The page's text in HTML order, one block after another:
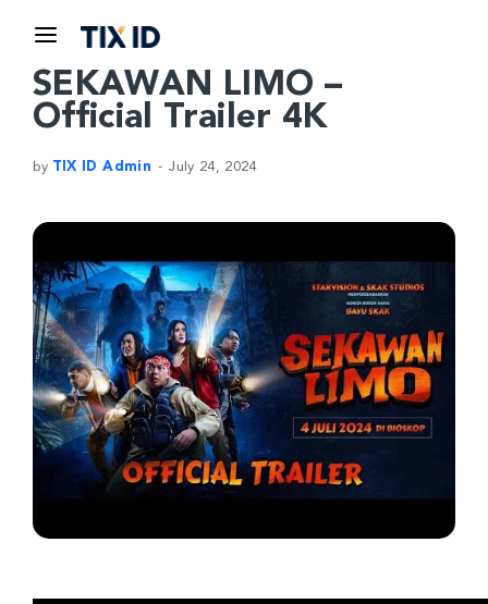
SEKAWAN LIMO –
Official Trailer 4K
by TIX ID Admin July 24, 2024